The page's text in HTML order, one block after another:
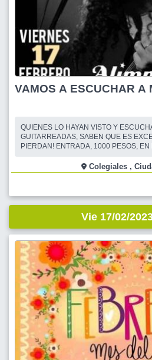
VAMOS A ESCUCHAR A
QUIENES LO HAYAN VISTO Y
GUITARREADAS, SABEN QUE ES
PIERDAN! ENTRADA, 1000 PESOS,
Vie 17/02/